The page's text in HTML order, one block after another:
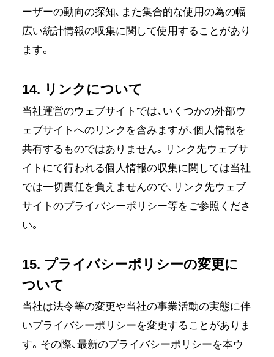
ーザーの動向の探知､また集合的な使用の為の幅
広い統計情報の収集に関して使用することがあり
ます。
14. リンクについて
当社運営のウェブサイトでは、いくつかの外部ウ
ェブサイトへのリンクを含みますが、個人情報を
共有するものではありません。リンク先ウェブサ
イトにて行われる個人情報の収集に関しては当社
では一切責任を負えませんので、リンク先ウェブ
サイトのプライバシーポリシー等をご参照くださ
い。
15. プライバシーポリシーの変更に
ついて
当社は法令等の変更や当社の事業活動の実態に伴
いプライバシーポリシーを変更することがありま
す。その際、最新のプライバシーポリシーを本ウ